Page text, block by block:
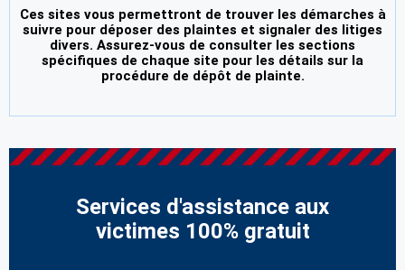
Ces sites vous permettront de trouver les démarches à
suivre pour déposer des plaintes et signaler des litiges
divers. Assurez-vous de consulter les sections
spécifiques de chaque site pour les détails sur la
procédure de dépôt de plainte.
Services d'assistance aux
victimes 100% gratuit